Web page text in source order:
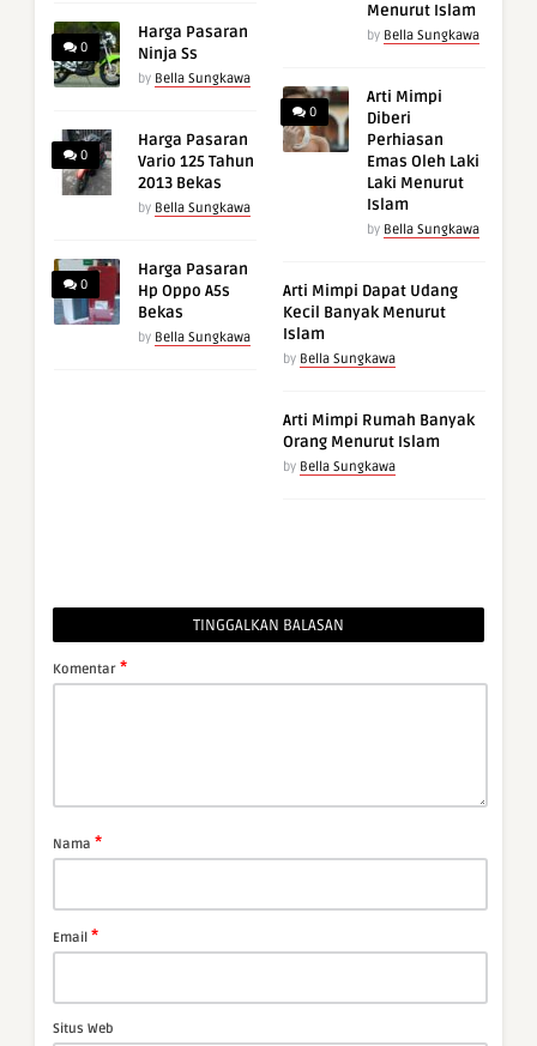
0
Harga Pasaran
Ninja Ss
by Bella Sungkawa
0
Harga Pasaran
Vario 125 Tahun
2013 Bekas
by Bella Sungkawa
0
Harga Pasaran
Hp Oppo A5s
Bekas
by Bella Sungkawa
Menurut Islam
by Bella Sungkawa
0
Arti Mimpi
Diberi
Perhiasan
Emas Oleh Laki
Laki Menurut
Islam
by Bella Sungkawa
Arti Mimpi Dapat Udang
Kecil Banyak Menurut
Islam
by Bella Sungkawa
Arti Mimpi Rumah Banyak
Orang Menurut Islam
by Bella Sungkawa
TINGGALKAN BALASAN
Komentar *
Nama *
Email *
Situs Web